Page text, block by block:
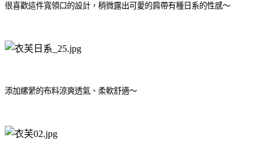
很喜歡這件寬領口的設計，稍微露出可愛的肩帶有種日系的性感～
添加縲縈的布料涼爽透氣、柔軟舒適～